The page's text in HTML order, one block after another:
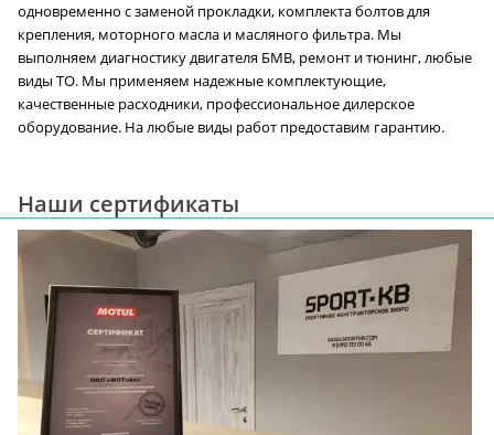
одновременно с заменой прокладки, комплекта болтов для
крепления, моторного масла и масляного фильтра. Мы
выполняем диагностику двигателя БМВ, ремонт и тюнинг, любые
виды ТО. Мы применяем надежные комплектующие,
качественные расходники, профессиональное дилерское
оборудование. На любые виды работ предоставим гарантию.
Наши сертификаты